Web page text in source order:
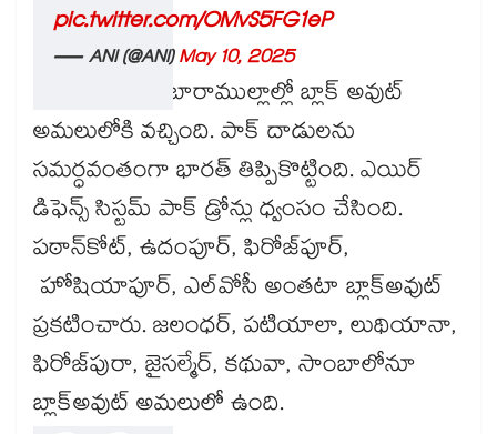
pic.twitter.com/OMvS5FG1eP
— ANI (@ANI)May 10, 2025
జమ్మూ కాశ్మీర్, బారాముల్లాల్లో బ్లాక్ అవుట్
అమలులోకి వచ్చింది. పాక్‌ దాడులను
సమర్ధవంతంగా భారత్ తిప్పికొట్టింది. ఎయిర్‌
డిఫెన్స్ సిస్టమ్ పాక్‌ డ్రోన్లు ధ్వంసం చేసింది.
పఠాన్‌కోట్‌, ఉదంపూర్‌, ఫిరోజ్‌పూర్‌,
హోషియాపూర్‌, ఎల్‌వోసీ అంతటా బ్లాక్‌అవుట్
ప్రకటించారు. జలంధర్‌, పటియాలా, లుథియానా,
ఫిరోజ్‌పురా, జైసల్మేర్, కథువా, సాంబాలోనూ
బ్లాక్‌అవుట్ అమలులో ఉంది.